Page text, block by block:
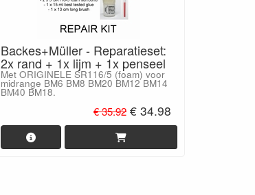
Backes+Müller - Reparatieset:
2x rand + 1x lijm + 1x penseel
Met ORIGINELE SR116/5 (foam) voor
midrange BM6 BM8 BM20 BM12 BM14
BM40 BM18.
€ 35.92 € 34.98